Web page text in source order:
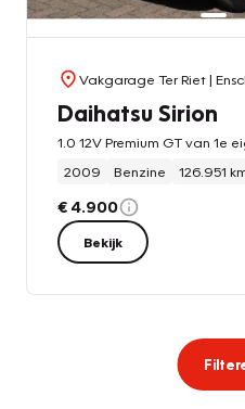
Vakgarage Ter Riet|
Daihatsu Sirion
1.0 12V Premium GT van 1e
2009
Benzine 126.951
€ 4.900
Bekijk